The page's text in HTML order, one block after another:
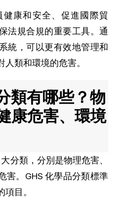
健康和安全、促進國際貿
法規合規的重要工具。通
統，可以更有效地管理和
類和環境的危害。
類有哪些？物
康危害、環境
分類，分別是物理危害、
害。GHS 化學品分類標準
目。